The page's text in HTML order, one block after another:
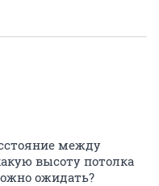
между
высоту потолка
ожидать?